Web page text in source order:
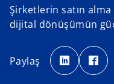
Şirketlerin satın
dijital dönüşümün
Paylaş p
e
n
p
e